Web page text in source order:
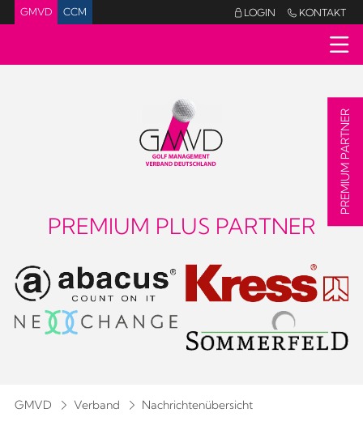
GMVD CCM LOGIN  KONTAKT
PREMIUM PLUS PARTNER
GMVD Verband Nachrichtenübersicht
PREMIUM PARTNER